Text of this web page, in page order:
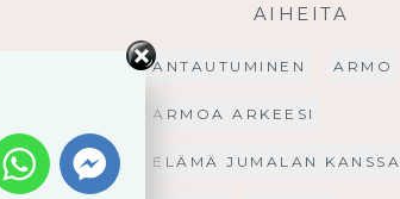
AIHEITA
ANTAUTUMINEN ARMO
ARMOA ARKEESI
ELÄMÄ JUMALAN KANSSA